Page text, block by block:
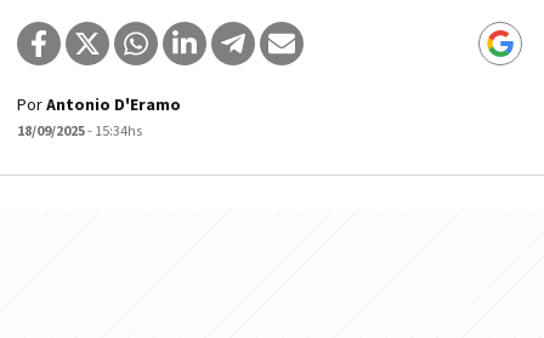
PorAntonio D'Eramo
18/09/2025- 15:34hs